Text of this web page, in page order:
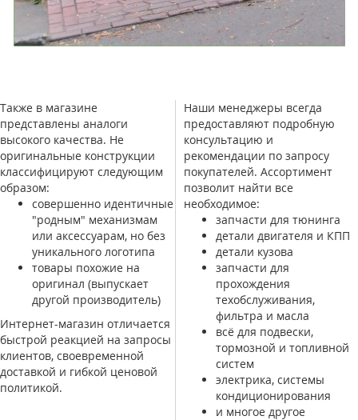
Также в магазине
представлены аналоги
высокого качества. Не
оригинальные конструкции
классифицируют следующим
образом:
совершенно идентичные
"родным" механизмам
или аксессуарам, но без
уникального логотипа
товары похожие на
оригинал (выпускает
другой производитель)
Интернет-магазин отличается
быстрой реакцией на запросы
клиентов, своевременной
доставкой и гибкой ценовой
политикой.
Наши менеджеры всегда
предоставляют подробную
консультацию и
рекомендации по запросу
покупателей. Ассортимент
позволит найти все
необходимое:
запчасти для тюнинга
детали двигателя и КПП
детали кузова
запчасти для
прохождения
техобслуживания,
фильтра и масла
всё для подвески,
тормозной и топливной
систем
электрика, системы
кондиционирования
и многое другое